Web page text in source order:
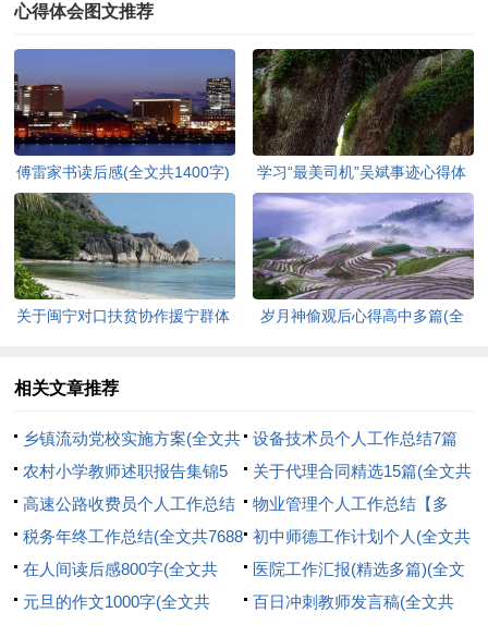
心得体会图文推荐
傅雷家书读后感(全文共1400字)
学习“最美司机”吴斌事迹心得体
会感想(精选多篇)(全文共5640
字)
关于闽宁对口扶贫协作援宁群体
4339字)
岁月神偷观后心得高中多篇(全
相关文章推荐
乡镇流动党校实施方案(全文共
2298字)
设备技术员个人工作总结7篇
(全文共10110字)
农村小学教师述职报告集锦5
篇(全文共6041字)
关于代理合同精选15篇(全文共
18831字)
高速公路收费员个人工作总结
10篇(全文共12681字)
物业管理个人工作总结【多
篇】(全文共10116字)
税务年终工作总结(全文共7688
字)
初中师德工作计划个人(全文共
6174字)
在人间读后感800字(全文共
3495字)
医院工作汇报(精选多篇)(全文
共21860字)
元旦的作文1000字(全文共
百日冲刺教师发言稿(全文共